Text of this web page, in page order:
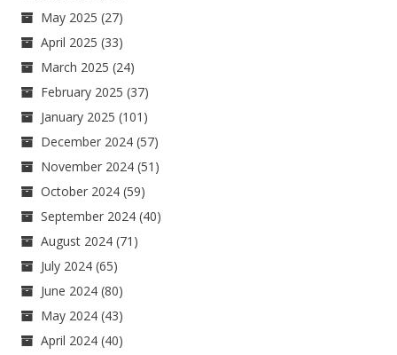
May 2025 (27)
April 2025 (33)
March 2025 (24)
February 2025 (37)
January 2025 (101)
December 2024 (57)
November 2024 (51)
October 2024 (59)
September 2024 (40)
August 2024 (71)
July 2024 (65)
June 2024 (80)
May 2024 (43)
April 2024 (40)